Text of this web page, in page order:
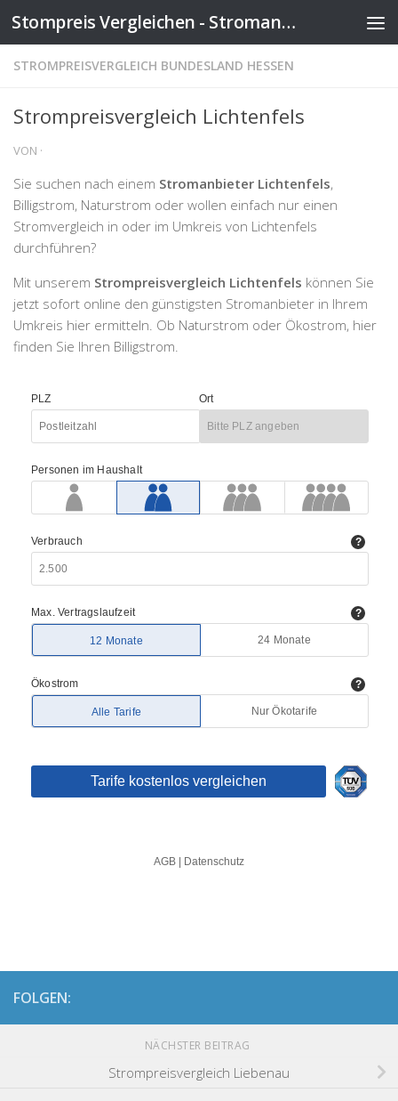
Zum Inhalt springen Stompreis Vergleichen - Stromanbieter wechseln
STROMPREISVERGLEICH BUNDESLAND HESSEN
Strompreisvergleich Lichtenfels
VON ·
Sie suchen nach einem Stromanbieter Lichtenfels,
Billigstrom, Naturstrom oder wollen einfach nur einen
Stromvergleich in oder im Umkreis von Lichtenfels
durchführen?
Mit unserem Strompreisvergleich Lichtenfels können Sie
jetzt sofort online den günstigsten Stromanbieter in Ihrem
Umkreis hier ermitteln. Ob Naturstrom oder Ökostrom, hier
finden Sie Ihren Billigstrom.
FOLGEN:
NÄCHSTER BEITRAG
Strompreisvergleich Liebenau